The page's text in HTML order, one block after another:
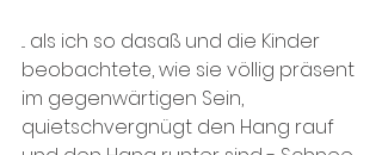
... als ich so dasaß und die Kinder
beobachtete, wie sie völlig präsent
im gegenwärtigen Sein,
quietschvergnügt den Hang rauf